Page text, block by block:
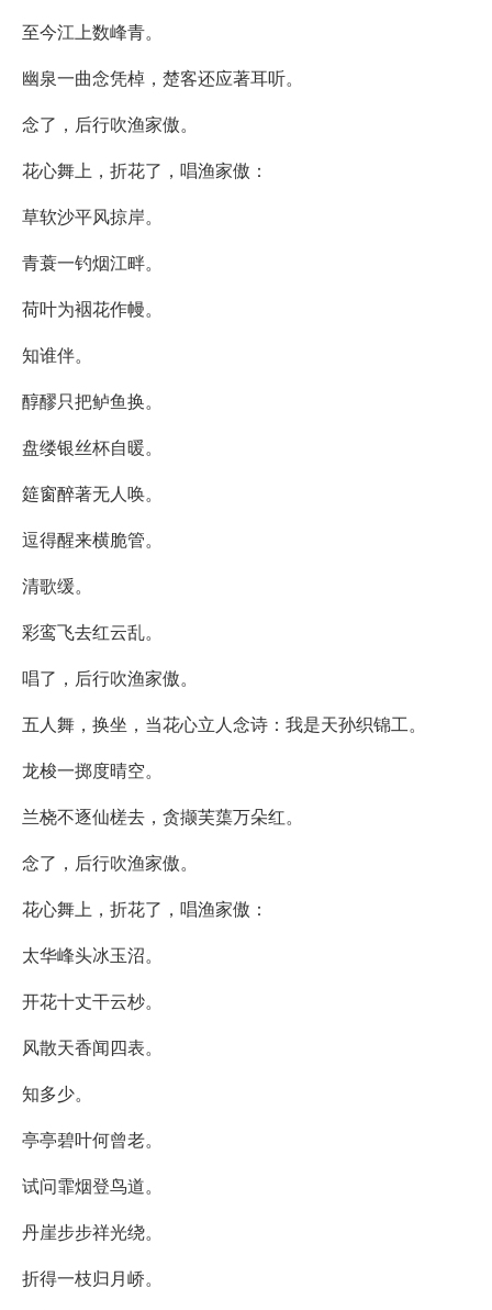
至今江上数峰青。
幽泉一曲念凭棹，楚客还应著耳听。
念了，后行吹渔家傲。
花心舞上，折花了，唱渔家傲：
草软沙平风掠岸。
青蓑一钓烟江畔。
荷叶为裀花作幔。
知谁伴。
醇醪只把鲈鱼换。
盘缕银丝杯自暖。
筵窗醉著无人唤。
逗得醒来横脆管。
清歌缓。
彩鸾飞去红云乱。
唱了，后行吹渔家傲。
五人舞，换坐，当花心立人念诗：我是天孙织锦工。
龙梭一掷度晴空。
兰桡不逐仙槎去，贪撷芙蕖万朵红。
念了，后行吹渔家傲。
花心舞上，折花了，唱渔家傲：
太华峰头冰玉沼。
开花十丈干云杪。
风散天香闻四表。
知多少。
亭亭碧叶何曾老。
试问霏烟登鸟道。
丹崖步步祥光绕。
折得一枝归月峤。